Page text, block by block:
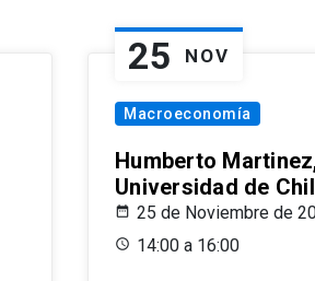
25 NOV
Macroeconomía
Humberto
Universidad de
25 de Noviembre de
14:00 a 16:00